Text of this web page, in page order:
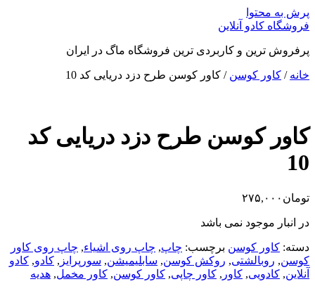
پرش به محتوا
فروشگاه کادو آنلاین
پرفروش ترین و کاربردی ترین فروشگاه ماگ در ایران
خانه / کاور کوسن / کاور کوسن طرح دزد دریایی کد 10
کاور کوسن طرح دزد دریایی کد
10
تومان ۲۷۵,۰۰۰
در انبار موجود نمی باشد
دسته: کاور کوسن برچسب: چاپ, چاپ روی اشیاء, چاپ روی کاور
کوسن, روبالشتی, روکش کوسن, سابلیمیشن, سورپرایز , کادو, کادو
آنلاین, کادویی, کاور , کاور چاپی, کاور کوسن, کاور مخمل, هدیه